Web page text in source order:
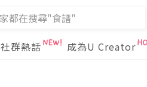
社群熱話 成為U Creator